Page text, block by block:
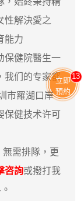
性解決愛之
能力
健院醫生一
我们的专家都
市羅湖口岸
保健技术许可
需排隊，更
咨詢或撥打我
立即
預約
13